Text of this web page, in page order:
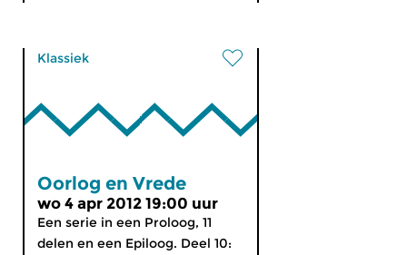
Klassiek
Oorlog en Vrede
wo 4 apr 2012 19:00 uur
Een serie in een Proloog, 11
delen en een Epiloog. Deel 10: